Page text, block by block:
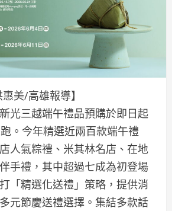
美/高雄報導】
光三越端午禮品預購於即日起
。今年精選近兩百款端午禮
人氣粽禮、米其林名店、在地
手禮，其中超過七成為初登場
「精選化送禮」策略，提供消
元節慶送禮選擇。集結多款話